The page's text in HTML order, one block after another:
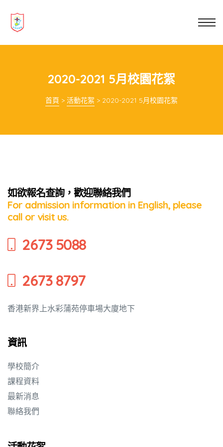
2020-2021 5月校園花絮
首頁 > 活動花絮 > 2020-2021 5月校園花絮
如欲報名查詢，歡迎聯絡我們
For admission information in English, please
call or visit us.
2673 5088
2673 8797
香港新界上水彩蒲苑停車場大廈地下
資訊
學校簡介
課程資料
最新消息
聯絡我們
教育